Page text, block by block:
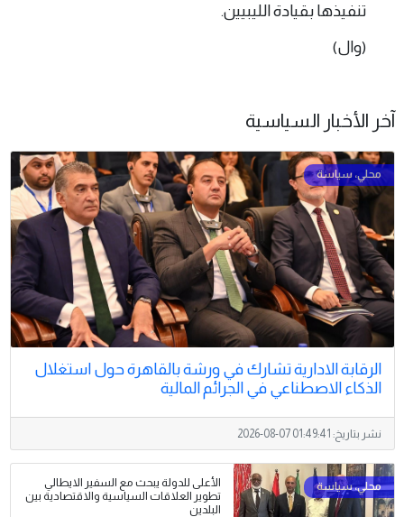
تنفيذها بقيادة الليبيين.
(وال)
آخر الأخبار السياسية
الرقابة الادارية تشارك في ورشة بالقاهرة حول استغلال
الذكاء الاصطناعي في الجرائم المالية
نشر بتاريخ: 2026-08-07 01:49:41
الأعلى للدولة يبحث مع السفير الايطالي
تطوير العلاقات السياسية والاقتصادية بين
البلدين